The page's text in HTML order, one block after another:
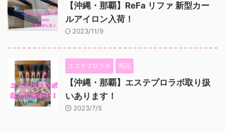
【沖縄・那覇】ReFa リファ 新型カー
ルアイロン入荷！
2023/11/9
エステプロラボ 商品
【沖縄・那覇】エステプロラボ取り扱
いあります！
2023/7/5